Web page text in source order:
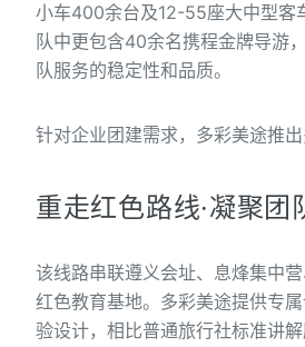
小车400余台及12-55座大中型客
队中更包含40余名携程金牌导游
队服务的稳定性和品质。
针对企业团建需求，多彩美途推出
重走红色路线·凝聚团
该线路串联遵义会址、息烽集中
红色教育基地。多彩美途提供专
验设计，相比普通旅行社标准讲